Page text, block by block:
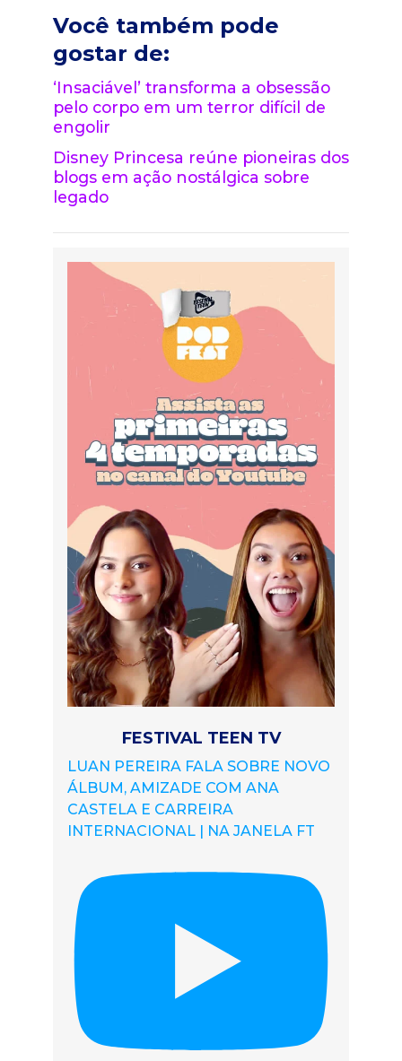
Você também pode
gostar de:
‘Insaciável’ transforma a obsessão
pelo corpo em um terror difícil de
engolir
Disney Princesa reúne pioneiras dos
blogs em ação nostálgica sobre
legado
FESTIVAL TEEN TV
LUAN PEREIRA FALA SOBRE NOVO
ÁLBUM, AMIZADE COM ANA
CASTELA E CARREIRA
INTERNACIONAL | NA JANELA FT